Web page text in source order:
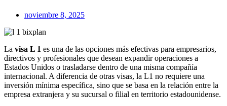
noviembre 8, 2025
La visa L 1 es una de las opciones más efectivas para empresarios,
directivos y profesionales que desean expandir operaciones a
Estados Unidos o trasladarse dentro de una misma compañía
internacional. A diferencia de otras visas, la L1 no requiere una
inversión mínima específica, sino que se basa en la relación entre la
empresa extranjera y su sucursal o filial en territorio estadounidense.